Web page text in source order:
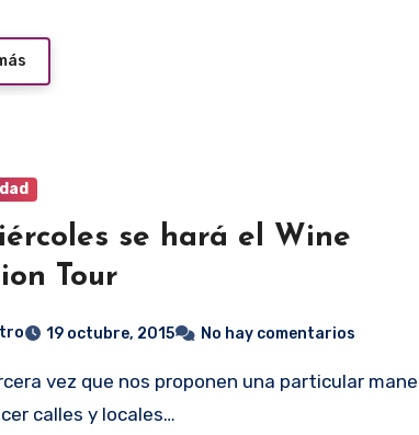
se hará el Wine
Tour
19 octubre, 2015 No hay comentarios
calles y locales…